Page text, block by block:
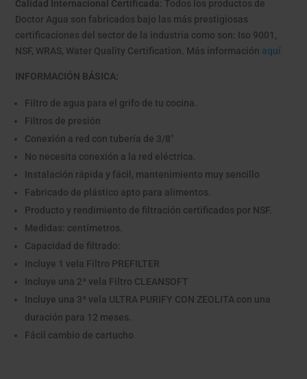
Calidad Internacional Certificada: Todos los productos de
Doctor Agua son fabricados bajo las más prestigiosas
certificaciones del sector de la industria como son: Iso 9001,
NSF, WRAS, Water Quality Certification. Más información aquí
INFORMACIÓN BÁSICA:
Filtro de agua para el grifo de tu cocina.
Filtros de presión
Conexión a red con tubería de 3/8"
No necesita conexión a la red eléctrica.
Instalación rápida y fácil, mantenimiento muy sencillo
Fabricado de plástico apto para alimentos.
Producto y rendimiento de filtración certificados por NSF.
Medidas: centímetros.
Capacidad de filtrado:
Incluye 1 vela Filtro PREFILTER
Incluye una 2ª vela Filtro CLEANSOFT
Incluye una 3ª vela ULTRA PURIFY CON ZEOLITA con una
duración para 12 meses.
Fácil cambio de cartucho